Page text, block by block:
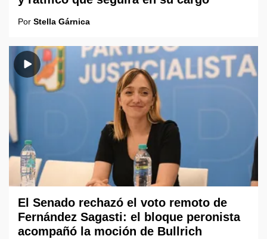
Por Stella Gárnica
El Senado rechazó el voto remoto de
Fernández Sagasti: el bloque peronista
acompañó la moción de Bullrich